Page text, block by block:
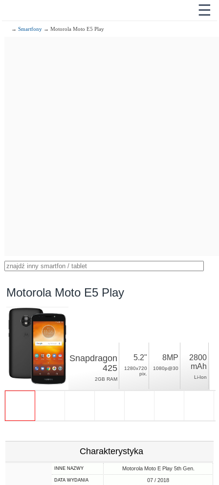
☰
→Smartfony → Motorola Moto E5 Play
Motorola Moto E5 Play
Snapdragon
425
2GB RAM
5.2"
1280x720
pix.
8MP
1080p@30
2800
mAh
Li-Ion
Charakterystyka
INNE NAZWY Motorola Moto E Play 5th Gen.
DATA WYDANIA 07 / 2018